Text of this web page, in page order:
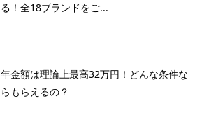
る！全18ブランドをご...
年金額は理論上最高32万円！どんな条件な
らもらえるの？